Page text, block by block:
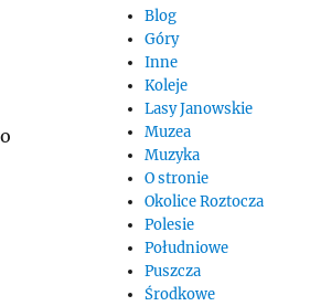
Blog
Góry
Inne
Koleje
Lasy Janowskie
Muzea
Muzyka
O stronie
Okolice Roztocza
Polesie
Południowe
Puszcza
Środkowe